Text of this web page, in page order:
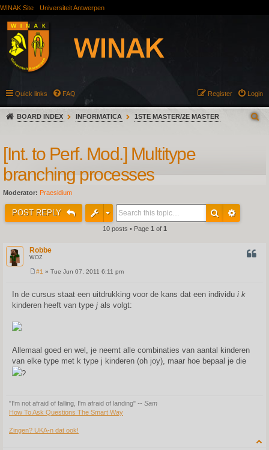
WINAK Site Universiteit Antwerpen
Quick links FAQ Login
Register
BOARD INDEX INFORMATICA 1STE MASTER/2E MASTER
[Int. to Perf. Mod.] Multitype
branching processes
Moderator: Praesidium
POST REPLY
10 posts • Page 1 of 1
Robbe
WOZ
t
#1 » Tue Jun 07, 2011 6:11 pm
In de cursus staat een uitdrukking voor de kans dat een individu i k
kinderen heeft van type j als volgt:
Allemaal goed en wel, je neemt alle combinaties van aantal kinderen
van elke type met k type j kinderen (oh joy), maar hoe bepaal je die
?
"I'm not afraid of falling, I'm afraid of landing" -- Sam
How To Ask Questions The Smart Way
Zingen? UKA-n dat ook!